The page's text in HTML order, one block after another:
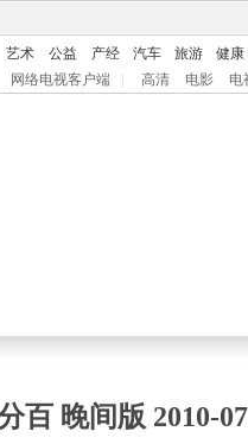
艺术 公益 产经 汽车 旅游 健康
网络电视客户端 高清 电影 电
百 晚间版 2010-